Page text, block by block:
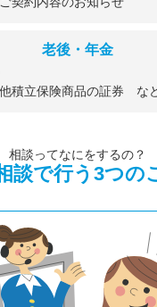
老後・年金
他積立保険商品の証券 な
相談ってなにをするの？
談で行う3つの